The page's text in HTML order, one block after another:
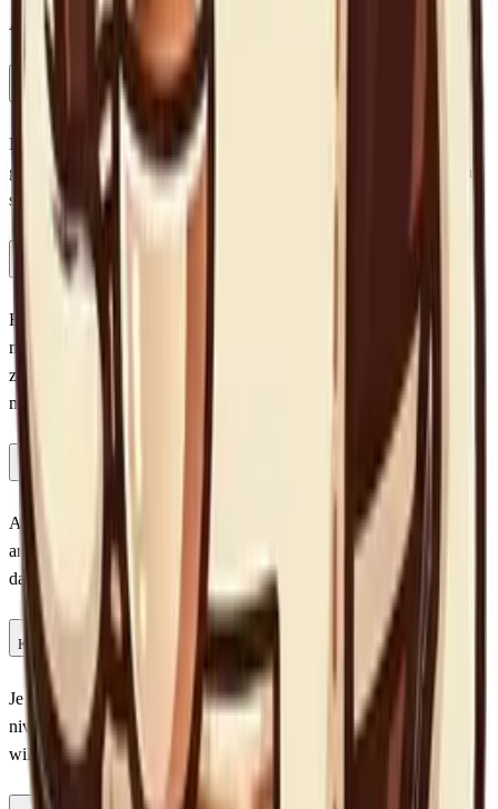
Alles over de Koffie Trivia
Hoeveel vragen heeft de koffie quiz?
Elke quiz bevat 10 vragen. De vragen worden willekeurig
geselecteerd uit onze database, dus je kunt de quiz meerdere keren
spelen zonder steeds dezelfde vragen te krijgen.
Wat is het verschil tussen de niveaus?
Het Noob niveau bevat basisvragen over koffie die de meeste
mensen kunnen beantwoorden. Kenner gaat dieper in op
zetmethodes en koffiebonen. Barista niveau is voor echte experts
met vragen over extractie, herkomst en professionele technieken.
Waar komen de vragen vandaan?
Alle vragen zijn geschreven door ons team en gebaseerd op onze
artikelen en reviews. Na elke vraag krijg je uitleg, zodat je ook
daadwerkelijk iets leert over koffie.
Kan ik de quiz vaker spelen?
Je kunt de quiz zo vaak spelen als je wilt. Probeer alle drie de
niveaus en kijk of je je score kunt verbeteren. De vragen worden
willekeurig gekozen, dus elke sessie is anders.